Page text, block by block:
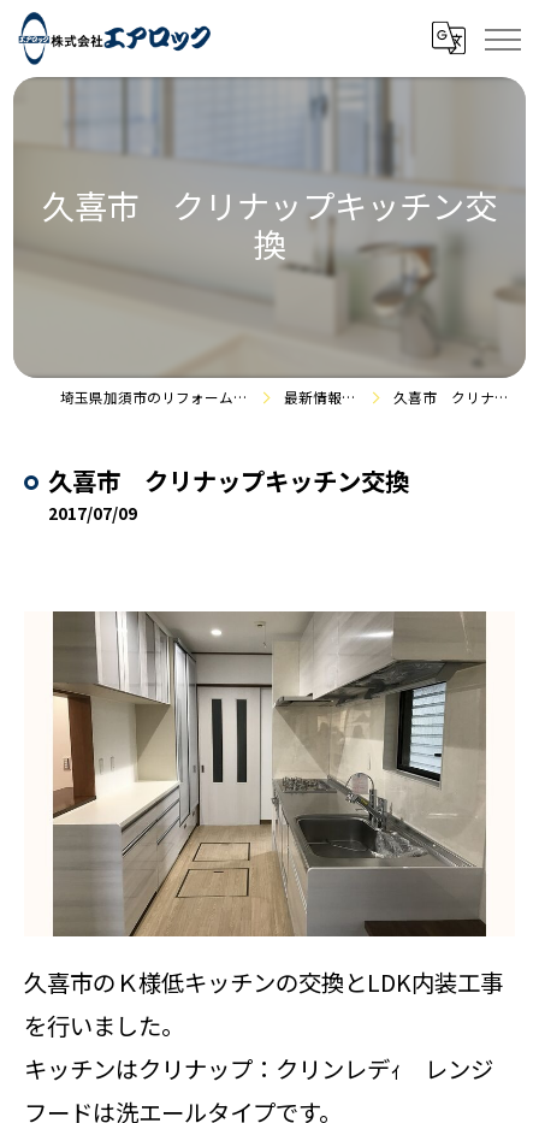
久喜市 クリナップキッチン交
換
埼玉県加須市のリフォームなら株式会社エアロック 最新情報・施工事例 久喜市 クリナップキッチン交換
久喜市 クリナップキッチン交換
2017/07/09
久喜市のＫ様低キッチンの交換とLDK内装工事
を行いました。
キッチンはクリナップ：クリンレデｨ レンジ
フードは洗エールタイプです。